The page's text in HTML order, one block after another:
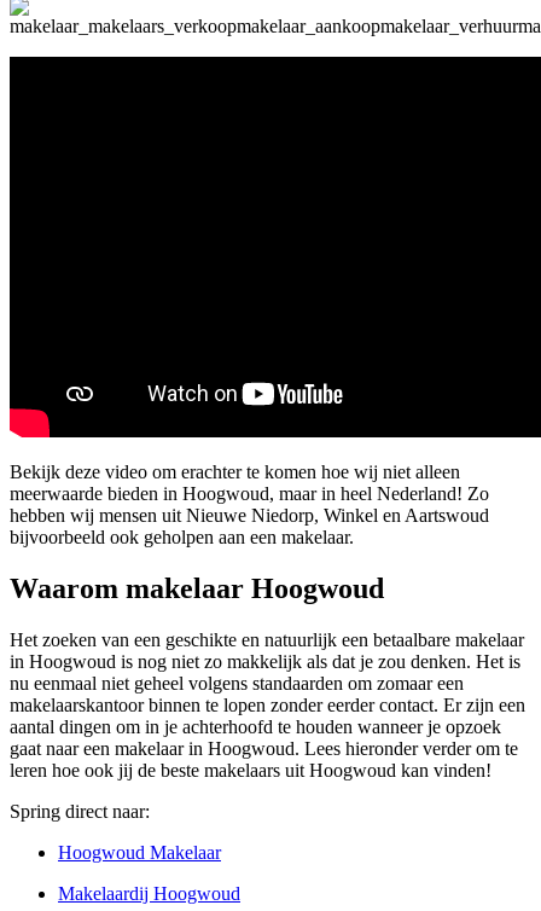
Bekijk deze video om erachter te komen hoe wij niet alleen
meerwaarde bieden in Hoogwoud, maar in heel Nederland! Zo
hebben wij mensen uit Nieuwe Niedorp, Winkel en Aartswoud
bijvoorbeeld ook geholpen aan een makelaar.
Waarom makelaar Hoogwoud
Het zoeken van een geschikte en natuurlijk een betaalbare makelaar
in Hoogwoud is nog niet zo makkelijk als dat je zou denken. Het is
nu eenmaal niet geheel volgens standaarden om zomaar een
makelaarskantoor binnen te lopen zonder eerder contact. Er zijn een
aantal dingen om in je achterhoofd te houden wanneer je opzoek
gaat naar een makelaar in Hoogwoud. Lees hieronder verder om te
leren hoe ook jij de beste makelaars uit Hoogwoud kan vinden!
Spring direct naar:
Hoogwoud Makelaar
Makelaardij Hoogwoud